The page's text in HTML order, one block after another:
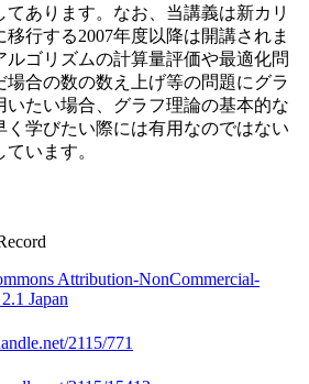
てあります。なお、当講義は新カリ
移行する2007年度以降は開講されま
ルゴリズムの計算量評価や最適化問
場合の数の数え上げ等の問題にグラ
いたい場合、グラフ理論の基本的な
く学びたい際には有用なのではない
います。
Attribution-NonCommercial-
Japan
2115/771